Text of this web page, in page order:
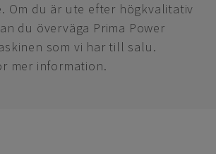
Om du är ute efter högkvalitativ
du överväga Prima Power
som vi har till salu.
mer information.